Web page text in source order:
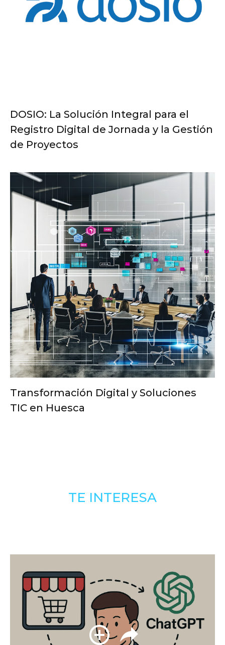
DOSIO: La Solución Integral para el
Registro Digital de Jornada y la Gestión
de Proyectos
Transformación Digital y Soluciones
TIC en Huesca
TE INTERESA